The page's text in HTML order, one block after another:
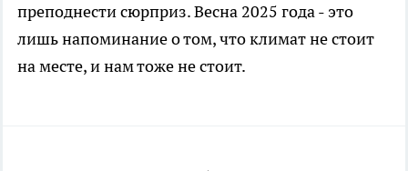
преподнести сюрприз. Весна 2025 года - это
лишь напоминание о том, что климат не стоит
на месте, и нам тоже не стоит.